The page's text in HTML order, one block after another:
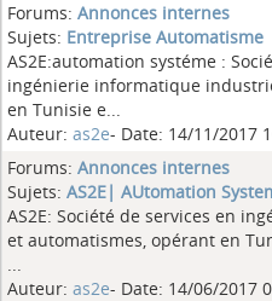
Forums: Annonces internes
Sujets: Entreprise Automatisme
AS2E:automation systéme :
ingénierie informatique
en Tunisie e...
Auteur: as2e- Date: 14/11/2017
Forums: Annonces internes
Sujets: AS2E| AUtomation
AS2E: Société de services en
et automatismes, opérant en
...
Auteur: as2e- Date: 14/06/2017